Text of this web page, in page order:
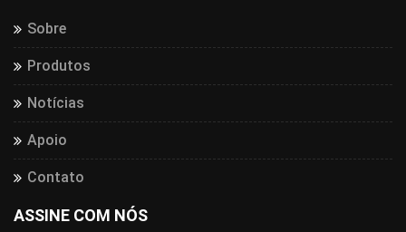
Sobre
Produtos
Notícias
Apoio
Contato
ASSINE COM NÓS